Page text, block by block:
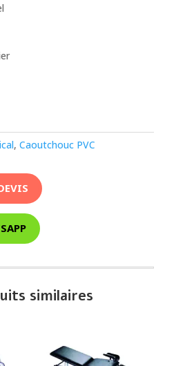
, Caoutchouc PVC
similaires